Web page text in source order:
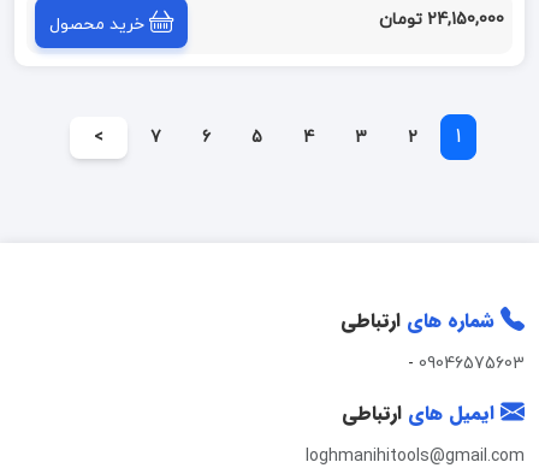
24,150,000 تومان خرید محصول
1
2
3
4
5
6
7
>
شماره های ارتباطی
09046575603
-
ایمیل های ارتباطی
loghmanihitools@gmail.com